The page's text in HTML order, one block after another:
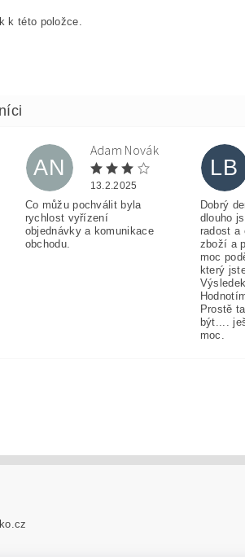
k této položce.
AN
Adam Novák
13.2.2025
Co můžu pochválit byla
rychlost vyřízení
objednávky a komunikace
obchodu.
LB
Dobrý
dlouho
radost a
zboží a
moc
který
Prostě
být....
moc.